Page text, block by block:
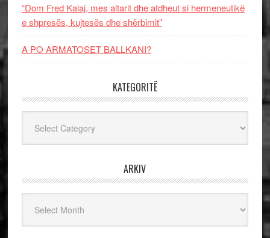
“Dom Fred Kalaj, mes altarit dhe atdheut si hermeneutikë
e shpresës, kujtesës dhe shërbimit”
A PO ARMATOSET BALLKANI?
KATEGORITË
ARKIV